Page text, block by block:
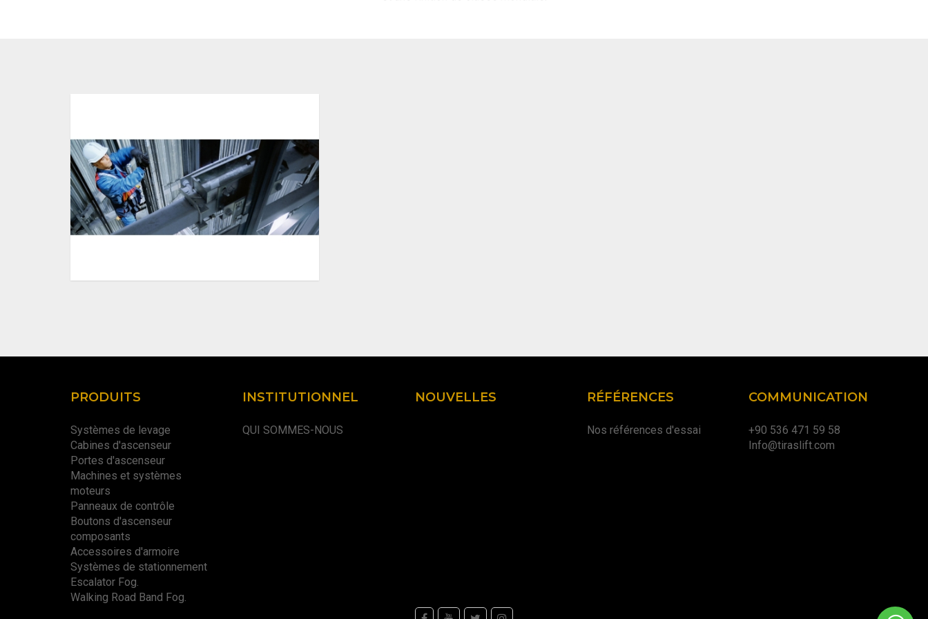
PRODUITS
Systèmes de levage
Cabines d'ascenseur
Portes d'ascenseur
Machines et systèmes
moteurs
Panneaux de contrôle
Boutons d'ascenseur
composants
Accessoires d'armoire
Systèmes de stationnement
Escalator Fog.
Walking Road Band Fog.
INSTITUTIONNEL
QUI SOMMES-NOUS
NOUVELLES RÉFÉRENCES
Nos références d'essai
COMMUNICATION
+90 536 471 59 58
Info@tiraslift.com